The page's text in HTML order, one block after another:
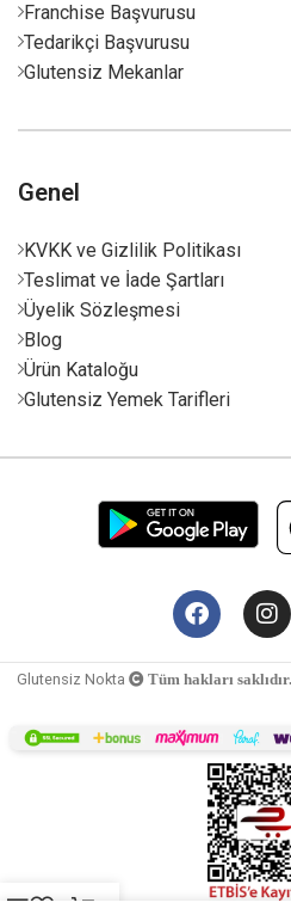
Franchise Başvurusu
Tedarikçi Başvurusu
Glutensiz Mekanlar
Genel
KVKK ve Gizlilik Politikası
Teslimat ve İade Şartları
Üyelik Sözleşmesi
Blog
Ürün Kataloğu
Glutensiz Yemek Tarifleri
Glutensiz Nokta Tüm hakları saklıdır.